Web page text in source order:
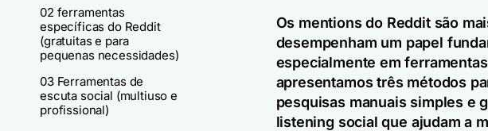
02 ferramentas
específicas do Reddit
(gratuitas e para
pequenas necessidades)
03 Ferramentas de
escuta social (multiuso e
profissional)
Os mentions do Reddit são
desempenham um papel
especialmente em
apresentamos três métodos
pesquisas manuais simples e
listening social que ajudam a